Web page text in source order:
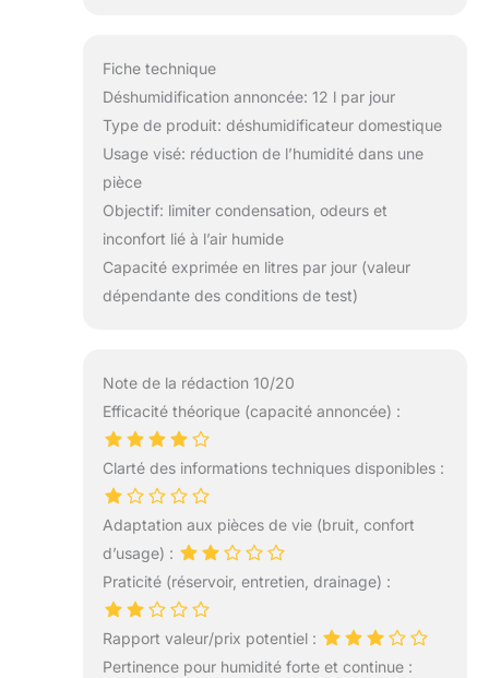
Fiche technique
Déshumidification annoncée: 12 l par jour
Type de produit: déshumidificateur domestique
Usage visé: réduction de l’humidité dans une
pièce
Objectif: limiter condensation, odeurs et
inconfort lié à l’air humide
Capacité exprimée en litres par jour (valeur
dépendante des conditions de test)
Note de la rédaction 10/20
Efficacité théorique (capacité annoncée) :
Clarté des informations techniques disponibles :
Adaptation aux pièces de vie (bruit, confort
d’usage) :
Praticité (réservoir, entretien, drainage) :
Rapport valeur/prix potentiel :
Pertinence pour humidité forte et continue :